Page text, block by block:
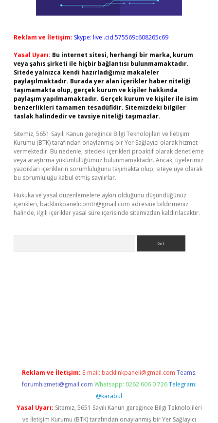
Reklam ve İletişim: Skype: live:.cid.575569c608265c69
Yasal Uyarı: Bu internet sitesi, herhangi bir marka, kurum
veya şahıs şirketi ile hiçbir bağlantısı bulunmamaktadır.
Sitede yalnızca kendi hazırladığımız makaleler
paylaşılmaktadır. Burada yer alan içerikler haber niteliği
taşımamakta olup, gerçek kurum ve kişiler hakkında
paylaşım yapılmamaktadır. Gerçek kurum ve kişiler ile isim
benzerlikleri tamamen tesadüfidir. Sitemizdeki bilgiler
taslak halindedir ve tavsiye niteliği taşımazlar.
Sitemiz, 5651 Sayılı Kanun gereğince Bilgi Teknolojileri ve İletişim
Kurumu (BTK) tarafından onaylanmış bir Yer Sağlayıcı olarak hizmet
vermektedir. Bu nedenle, sitedeki içerikleri proaktif olarak denetleme
veya araştırma yükümlülüğümüz bulunmamaktadır. Ancak, üyelerimiz
yazdıkları içeriklerin sorumluluğunu taşımakta olup, siteye üye olarak
bu sorumluluğu kabul etmiş sayılırlar.
Hukuka ve yasal düzenlemelere aykırı olduğunu düşündüğünüz
içerikleri, backlinkpanelicomtr@gmail.com adresine bildirmeniz
halinde, ilgili içerikler yasal süre içerisinde sitemizden kaldırılacaktır.
Reklam ve İletişim: E-mail: backlinkpaneli@gmail.com Teams:
forumhizmeti@gmail.com Whatsapp: 0262 606 0 726 Telegram:
@karabul
Yasal Uyarı: Sitemiz, 5651 Sayılı Kanun gereğince Bilgi Teknolojileri
ve İletişim Kurumu (BTK) tarafından onaylanmış bir Yer Sağlayıcı